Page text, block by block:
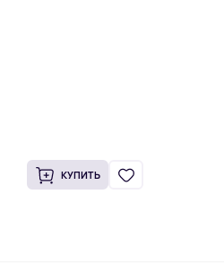
КУПИТЬ